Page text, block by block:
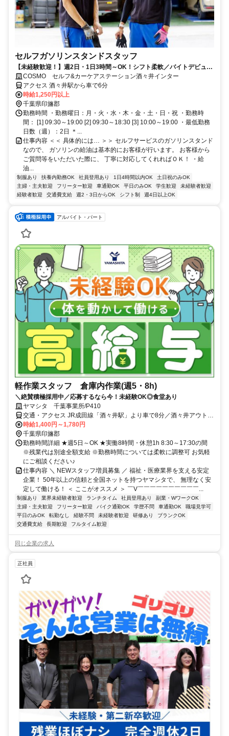
セルフガソリンスタンドスタッフ
【未経験歓迎！】週2日・1日3時間～OK！シフト柔軟／バイトデビュー
OK／社員割引／幅広いスキルが身につく
COSMO セルフ&カーケアステーション酒々井インター
アクセス 酒々井駅から車で6分
時給1,250円以上
千葉県印旛郡
勤務時間 ・勤務曜日：月・火・水・木・金・土・日・祝 ・勤務時
間： [1] 09:30～19:00 [2] 09:30～18:30 [3] 10:00～19:00 ・最低勤務
日数（週）：2日 ＊...
仕事内容 ＜＜ 具体的には… ＞＞ セルフサービスのガソリンスタンド
なので、 ガソリンの給油は基本的にお客様が行います。 お客様から
ご質問等をいただいた際に、 丁寧に対応してくれればＯＫ！ ・給
油...
制服あり 扶養内勤務OK 社員登用あり 1日4時間以内OK
土日祝のみOK
主婦・主夫歓迎
フリーター歓迎 車通勤OK 平日のみOK 学生歓迎
未経験者歓迎
経験者歓迎
交通費支給 週2・3日からOK シフト制 週4日以上OK
アルバイト・パート
軽作業スタッフ 倉庫内作業(週5・8h)
＼絶賛積極採用中／応募するなら今！未経験OK◎食堂あり
ヤマシタ 千葉事業所/P410
交通・アクセス JR成田線「酒々井駅」より車で8分／酒々井アウトレ
ットより徒歩5分程度
時給1,400円～1,780円
千葉県印旛郡
勤務時間詳細 ★週5日～OK ★実働8時間・休憩1h 8:30～17:30の間
※残業代は別途全額支給 ※勤務時間については柔軟に調整可 お気軽
にご相談ください♪
仕事内容 ＼ NEWスタッフ増員募集 ／ 福祉・医療業界を支える安定
企業！ 50年以上の信頼と全国ネットを持つヤマシタで、 無理なく安
定して働ける！ ＜ ここがオススメ ＞ ￣V￣￣￣￣￣￣￣￣￣￣...
制服あり 業界未経験者歓迎 ランチタイム 社員登用あり
副業・WワークOK
主婦・主夫歓迎
フリーター歓迎 バイク通勤OK 学歴不問 車通勤OK
職場見学可
平日のみOK
転勤なし 経験不問 未経験者歓迎 研修あり
ブランクOK
交通費支給
長期歓迎 フルタイム歓迎
同じ企業の求人
正社員